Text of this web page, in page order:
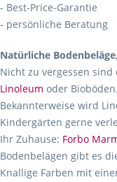
- Best-Price-Garantie
- persönliche Beratung
Natürliche
Nicht zu vergessen
Linoleum oder Bioböden.
Bekannterweise wird
Kindergärten gerne
Ihr Zuhause: Forbo
Bodenbelägen gibt es
Knallige Farben mit